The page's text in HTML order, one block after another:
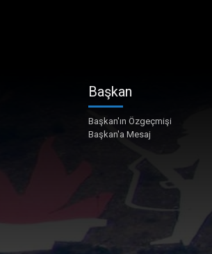
Başkan
Başkan'ın Özgeçmişi
Başkan'a Mesaj